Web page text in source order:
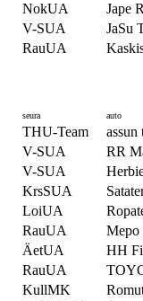
NokUA
Jape
V-SUA
JaSu
RauUA
seura auto
THU-Team
assun
V-SUA
RR
V-SUA
KrsSUA
LoiUA
RauUA
Mepo
ÄetUA
HH
RauUA
KullMK